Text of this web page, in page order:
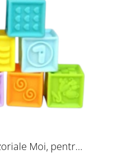
Moi, pentru